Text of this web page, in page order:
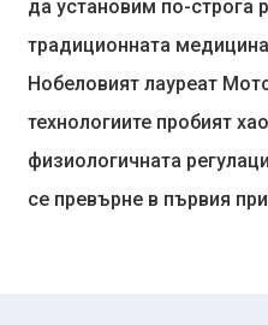
да установим по-строга
традиционната
Нобеловият лауреат
технологиите пробият
физиологичната
се превърне в първия